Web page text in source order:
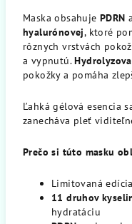
Maska obsahuje PDRN
hyalurónovej, ktoré
rôznych vrstvách
a vypnutú.
pokožky a pomáha
Ľahká gélová esencia
zanecháva pleť
Prečo si túto masku
Limitovaná
11 druhov
hydratáciu